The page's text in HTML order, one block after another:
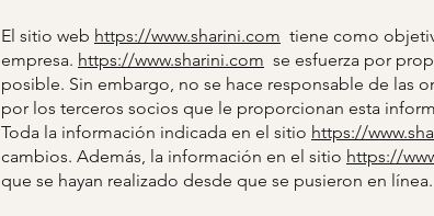
El sitio web https://www.sharini.com tiene como
empresa. https://www.sharini.com se esfuerza por
posible. Sin embargo, no se hace responsable de las
por los terceros socios que le proporcionan esta
Toda la información indicada en el sitio https://
cambios. Además, la información en el sitio https://
que se hayan realizado desde que se pusieron en línea.